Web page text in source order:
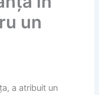
un
a atribuit un